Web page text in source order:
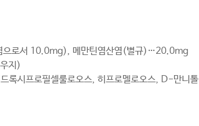
으로서 10.0mg), 메만틴염산염(별규)…20.0mg
지)
록시프로필셀룰로오스, 히프로멜로오스, D-만니톨